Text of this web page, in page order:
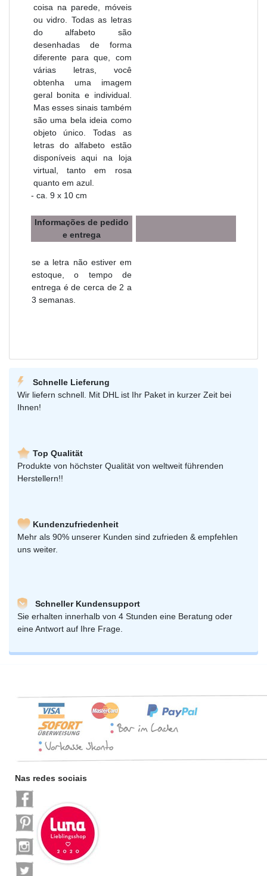
coisa na parede, móveis
ou vidro. Todas as letras
do alfabeto são
desenhadas de forma
diferente para que, com
várias letras, você
obtenha uma imagem
geral bonita e individual.
Mas esses sinais também
são uma bela ideia como
objeto único. Todas as
letras do alfabeto estão
disponíveis aqui na loja
virtual, tanto em rosa
quanto em azul.
- ca. 9 x 10 cm
Informações de pedido
e entrega
se a letra não estiver em
estoque, o tempo de
entrega é de cerca de 2 a
3 semanas.
Schnelle Lieferung
Wir liefern schnell. Mit DHL ist Ihr Paket in kurzer Zeit bei
Ihnen!
Top Qualität
Produkte von höchster Qualität von weltweit führenden
Herstellern!!
Kundenzufriedenheit
Mehr als 90% unserer Kunden sind zufrieden & empfehlen
uns weiter.
Schneller Kundensupport
Sie erhalten innerhalb von 4 Stunden eine Beratung oder
eine Antwort auf Ihre Frage.
Nas redes sociais